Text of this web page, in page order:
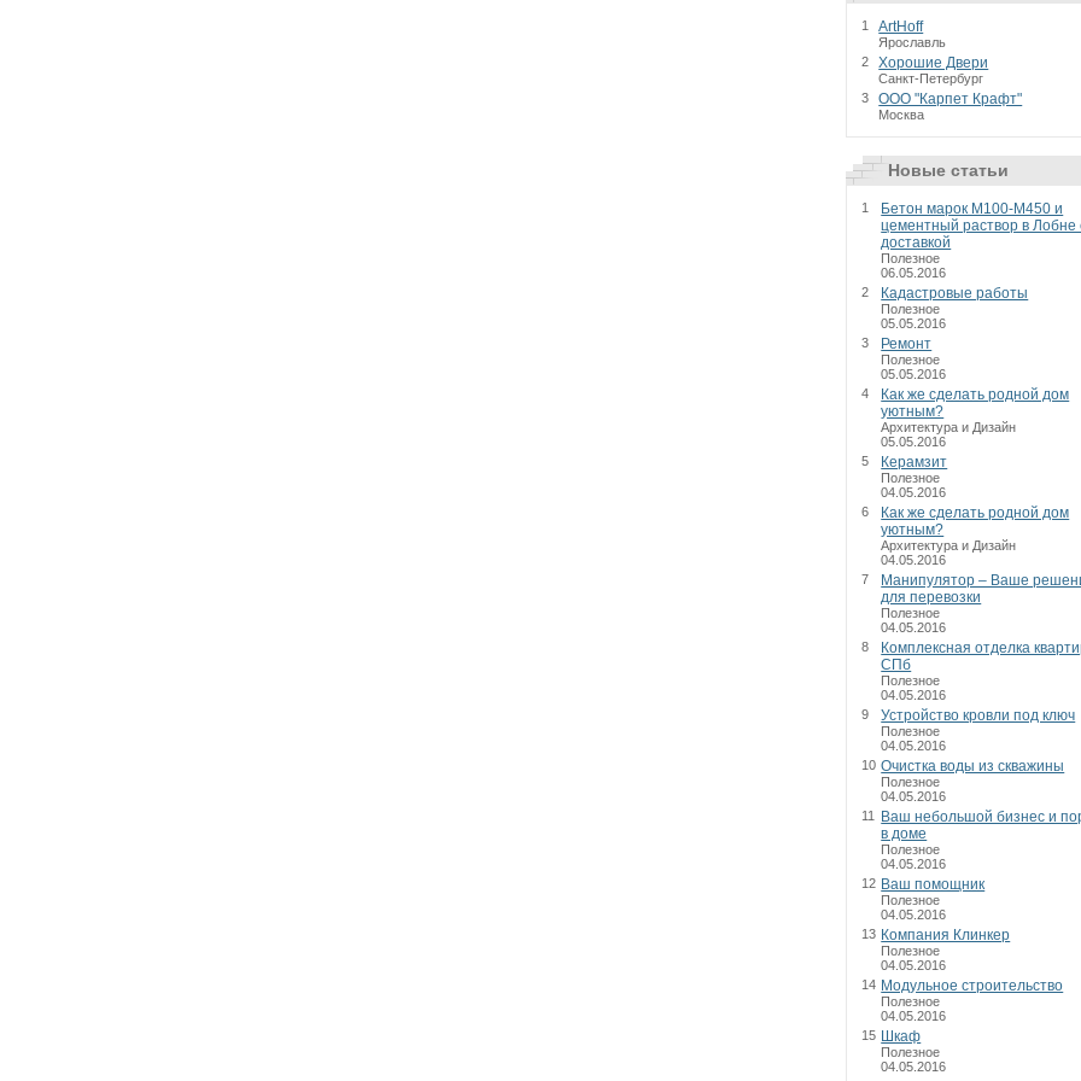
1 ArtHoff
Ярославль
2
Хорошие Двери
Санкт-Петербург
3
ООО "Карпет Крафт"
Москва
Новые статьи
1
Бетон марок М100-М450 и
цементный раствор в Лобне
доставкой
Полезное
06.05.2016
2
Кадастровые работы
Полезное
05.05.2016
3
Ремонт
Полезное
05.05.2016
4
Как же сделать родной дом
уютным?
Архитектура и Дизайн
05.05.2016
5
Керамзит
Полезное
04.05.2016
6
Как же сделать родной дом
уютным?
Архитектура и Дизайн
04.05.2016
7
Манипулятор – Ваше
для перевозки
Полезное
04.05.2016
8
Комплексная отделка
СПб
Полезное
04.05.2016
9
Устройство кровли под ключ
Полезное
04.05.2016
10 Очистка воды из скважины
Полезное
04.05.2016
11
Ваш небольшой бизнес и
в доме
Полезное
04.05.2016
12 Ваш помощник
Полезное
04.05.2016
13 Компания Клинкер
Полезное
04.05.2016
14 Модульное строительство
Полезное
04.05.2016
15 Шкаф
Полезное
04.05.2016